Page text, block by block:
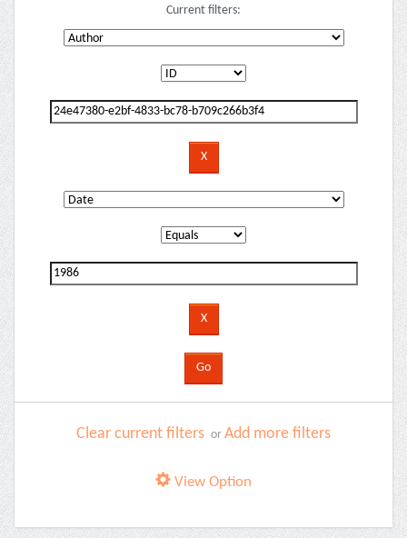
Current filters:
Clear current filters or Add more filters
View Option